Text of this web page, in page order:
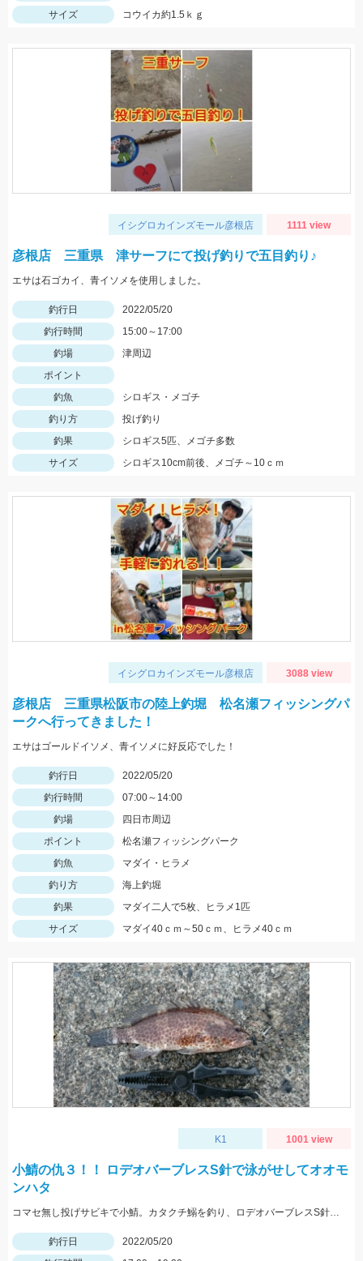
サイズ
コウイカ約1.5ｋｇ
イシグロカインズモール彦根店 1111 view
彦根店 三重県 津サーフにて投げ釣りで五目釣り♪
エサは石ゴカイ、青イソメを使用しました。
釣行日
2022/05/20
釣行時間
15:00～17:00
釣場
津周辺
ポイント
釣魚
シロギス・メゴチ
釣り方
投げ釣り
釣果
シロギス5匹、メゴチ多数
サイズ
シロギス10cm前後、メゴチ～10ｃｍ
イシグロカインズモール彦根店 3088 view
彦根店 三重県松阪市の陸上釣堀 松名瀬フィッシングパ
ークへ行ってきました！
エサはゴールドイソメ、青イソメに好反応でした！
釣行日
2022/05/20
釣行時間
07:00～14:00
釣場
四日市周辺
ポイント
松名瀬フィッシングパーク
釣魚
マダイ・ヒラメ
釣り方
海上釣堀
釣果
マダイ二人で5枚、ヒラメ1匹
サイズ
マダイ40ｃｍ～50ｃｍ、ヒラメ40ｃｍ
K1 1001 view
小鯖の仇３！！ ロデオバーブレスS針で泳がせしてオオモ
ンハタ
コマセ無し投げサビキで小鯖。カタクチ鰯を釣り、ロデオバーブレスS針で泳がせしてオオモンハタ２匹ゲット。
釣行日
2022/05/20